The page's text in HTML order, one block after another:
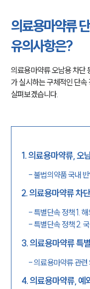
의료용마약류
유의사항은?
의료용마약류 오남용 차단
가 실시하는 구체적인 단
살펴보겠습니다.
1.의료용마약류, 오
-불법의약품 국내
2.의료용마약류 차
-특별단속 정책 1.
-특별단속 정책 2.
3.의료용마약류 특
-의료용마약류 관
4.의료용마약류, 예